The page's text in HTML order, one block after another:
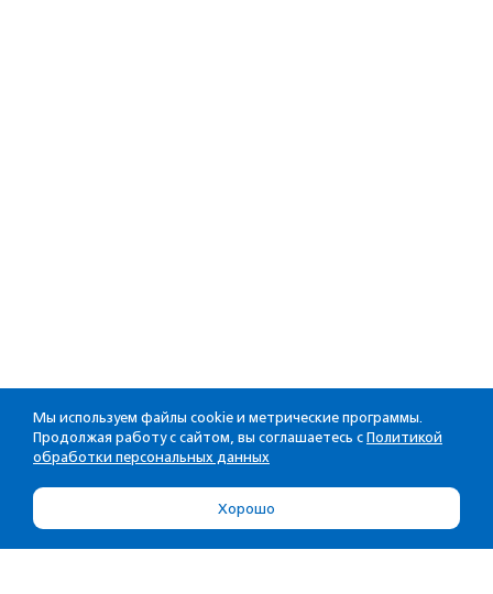
Мы используем файлы cookie и метрические программы.
Продолжая работу с сайтом, вы соглашаетесь с Политикой
обработки персональных данных
Хорошо